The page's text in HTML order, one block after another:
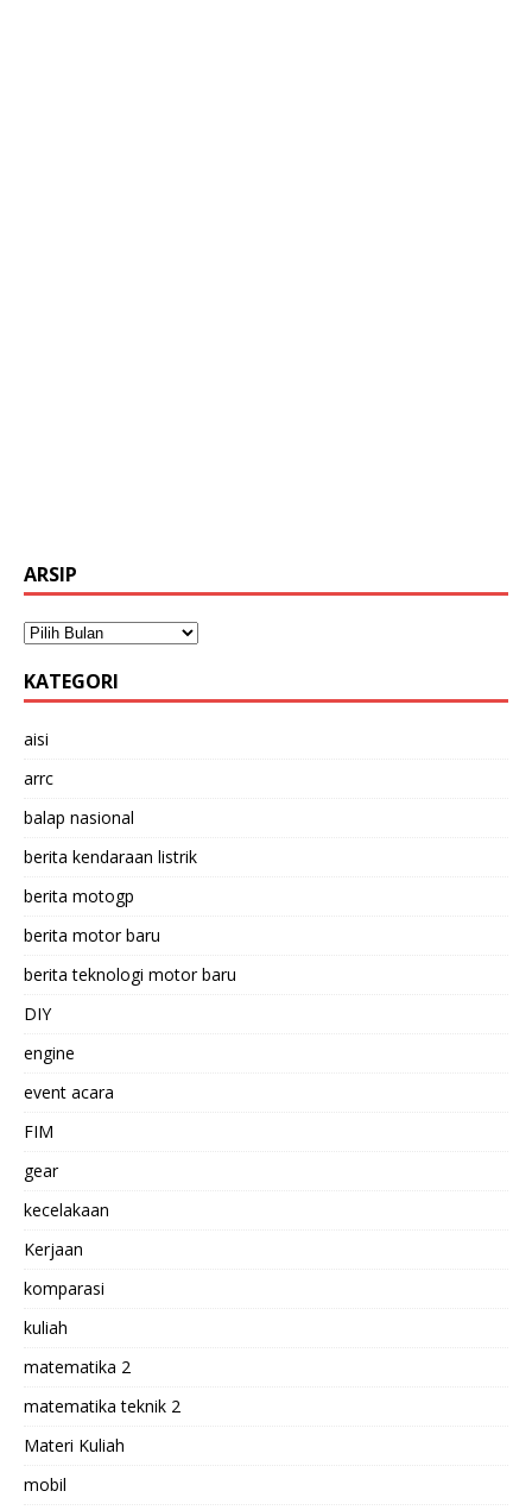
ARSIP
KATEGORI
aisi
arrc
balap nasional
berita kendaraan listrik
berita motogp
berita motor baru
berita teknologi motor baru
DIY
engine
event acara
FIM
gear
kecelakaan
Kerjaan
komparasi
kuliah
matematika 2
matematika teknik 2
Materi Kuliah
mobil